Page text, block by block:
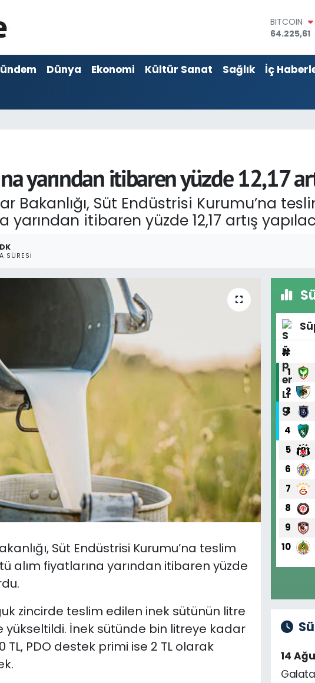
DOLAR
47,7143
55,0317
STERLİN
Dünya Ekonomi Kültür Sanat Sağlık İç
yarından itibaren yüzde 12,17
Bakanlığı, Süt Endüstrisi Kurumu’na
itibaren yüzde 12,17 artış
SÜRESI
Süt Endüstrisi Kurumu’na teslim
alım fiyatlarına yarından itibaren yüzde
zincirde teslim edilen inek sütünün litre
yükseltildi. İnek sütünde bin litreye kadar
TL, PDO destek primi ise 2 TL olarak
#
1
2
3
4
5
6
7
8
9
10
14